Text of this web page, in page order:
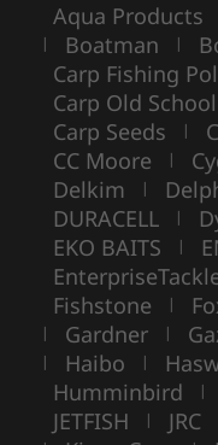
Aqua Products
| Boatman |
Carp Fishing
Carp Old School
Carp Seeds |
CC Moore |
Delkim |
DURACELL |
EKO BAITS |
Fishstone |
| Gardner |
| Haibo |
Humminbird |
JETFISH | JRC